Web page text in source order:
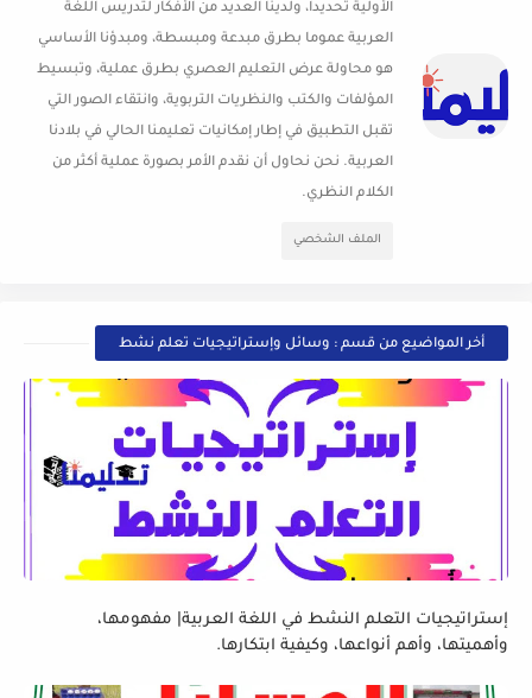
الأولية تحديدا، ولدينا العديد من الأفكار لتدريس اللغة
العربية عموما بطرق مبدعة ومبسطة، ومبدؤنا الأساسي
هو محاولة عرض التعليم العصري بطرق عملية، وتبسيط
المؤلفات والكتب والنظريات التربوية، وانتقاء الصور التي
تقبل التطبيق في إطار إمكانيات تعليمنا الحالي في بلادنا
العربية. نحن نحاول أن نقدم الأمر بصورة عملية أكثر من
الكلام النظري.
الملف الشخصي
أخر المواضيع من قسم : وسائل وإستراتيجيات تعلم نشط
إستراتيجيات التعلم النشط في اللغة العربية| مفهومها،
وأهميتها، وأهم أنواعها، وكيفية ابتكارها.